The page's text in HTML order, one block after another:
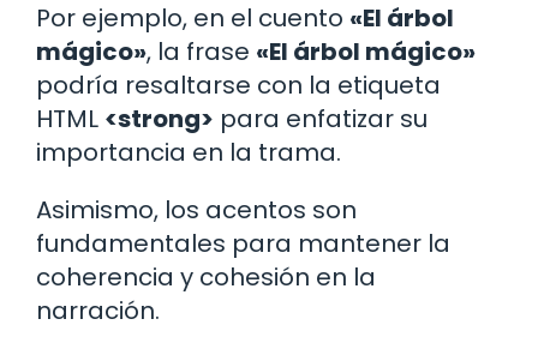
Por ejemplo, en el cuento «El árbol
mágico», la frase «El árbol mágico»
podría resaltarse con la etiqueta
HTML <strong> para enfatizar su
importancia en la trama.
Asimismo, los acentos son
fundamentales para mantener la
coherencia y cohesión en la
narración.